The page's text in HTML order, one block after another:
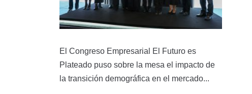
El Congreso Empresarial El Futuro es
Plateado puso sobre la mesa el impacto de
la transición demográfica en el mercado...